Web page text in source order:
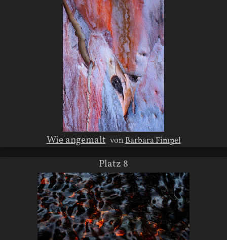
Wie angemalt vonBarbara Fimpel
Platz 8